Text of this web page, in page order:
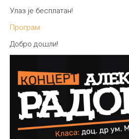
Улаз је бесплатан!
Програм
Добро дошли!